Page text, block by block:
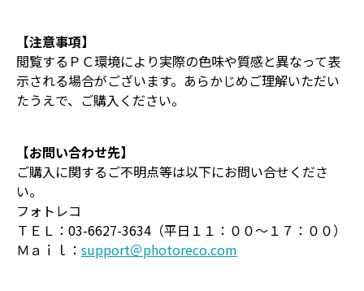
【注意事項】
閲覧するＰＣ環境により実際の色味や質感と異なって表
示される場合がございます。あらかじめご理解いただい
たうえで、ご購入ください。
【お問い合わせ先】
ご購入に関するご不明点等は以下にお問い合せくださ
い。
フォトレコ
ＴＥＬ：03-6627-3634（平日１１：００～１７：００）
Ｍａｉｌ： support＠photoreco.com